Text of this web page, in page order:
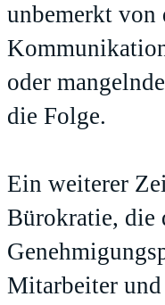
unbemerkt von
oder
die Folge.
Ein weiterer
Bürokratie, die
Mitarbeiter und